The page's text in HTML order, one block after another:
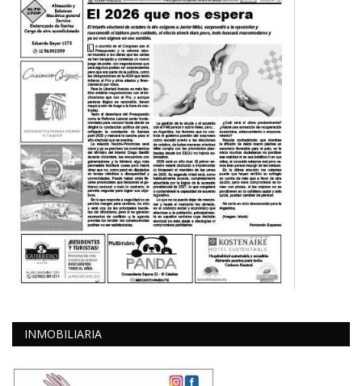
INMOBILIARIA